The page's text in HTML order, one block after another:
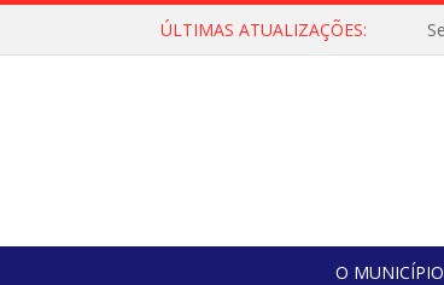
ÚLTIMAS ATUALIZAÇÕES:
O MUNICÍPIO